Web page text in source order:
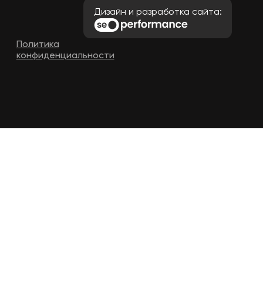
Дизайн и разработка сайта:
Политика
конфиденциальности